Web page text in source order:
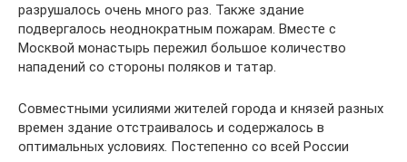
разрушалось очень много раз. Также здание
подвергалось неоднократным пожарам. Вместе с
Москвой монастырь пережил большое количество
нападений со стороны поляков и татар.
Совместными усилиями жителей города и князей разных
времен здание отстраивалось и содержалось в
оптимальных условиях. Постепенно со всей России